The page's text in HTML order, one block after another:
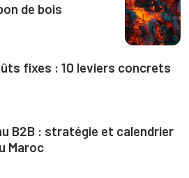
de bois
fixes : 10 leviers concrets
B2B : stratégie et calendrier
Maroc